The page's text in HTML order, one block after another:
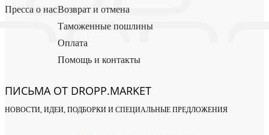
Пресса о насВозврат и отмена
Таможенные пошлины
Оплата
Помощь и контакты
ПИСЬМА ОТ DROPP.MARKET
НОВОСТИ, ИДЕИ, ПОДБОРКИ И СПЕЦИАЛЬНЫЕ ПРЕДЛОЖЕНИЯ